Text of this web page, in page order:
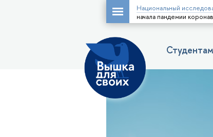
Национальный
начала пандемии
Студентам